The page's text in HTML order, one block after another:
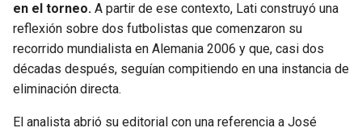
LIONS
PACKERS
NUGGETS
TIMBERWOLVES
en el torneo. A partir de ese contexto, Lati construyó una
reflexión sobre dos futbolistas que comenzaron su
recorrido mundialista en Alemania 2006 y que, casi dos
décadas después, seguían compitiendo en una instancia de
eliminación directa.
El analista abrió su editorial con una referencia a José